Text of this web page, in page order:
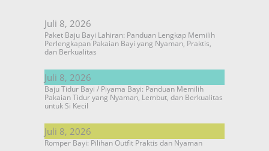
Juli 8, 2026
Paket Baju Bayi Lahiran: Panduan Lengkap Memilih
Perlengkapan Pakaian Bayi yang Nyaman, Praktis,
dan Berkualitas
Juli 8, 2026
Baju Tidur Bayi / Piyama Bayi: Panduan Memilih
Pakaian Tidur yang Nyaman, Lembut, dan Berkualitas
untuk Si Kecil
Juli 8, 2026
Romper Bayi: Pilihan Outfit Praktis dan Nyaman